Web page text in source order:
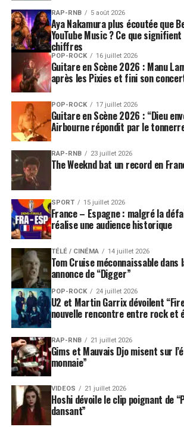
RAP-RNB 5 août 2026
Aya Nakamura plus écoutée que
YouTube Music ? Ce que
chiffres
POP-ROCK 16 juillet 2026
Guitare en Scène 2026 : Manu
après les Pixies et fini son
POP-ROCK 17 juillet 2026
Guitare en Scène 2026 : “Dieu
Airbourne répondit par le
RAP-RNB 23 juillet 2026
The Weeknd bat un record en
SPORT 15 juillet 2026
France – Espagne : malgré la
réalise une audience historique
TÉLÉ / CINÉMA 14 juillet 2026
Tom Cruise méconnaissable dans
annonce de “Digger”
POP-ROCK 24 juillet 2026
U2 et Martin Garrix dévoilent
nouvelle rencontre entre rock et
RAP-RNB 21 juillet 2026
Gims et Mauvais Djo misent sur
monnaie”
VIDEOS 21 juillet 2026
Hoshi dévoile le clip poignant de
dansant”